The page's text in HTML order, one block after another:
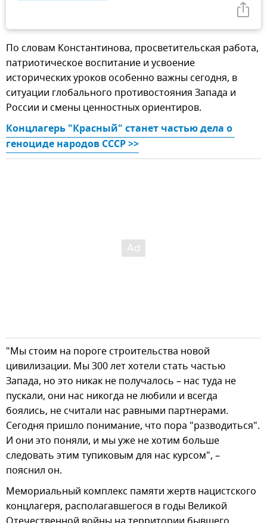
По словам Константинова, просветительская работа,
патриотическое воспитание и усвоение
исторических уроков особенно важны сегодня, в
ситуации глобального противостояния Запада и
России и смены ценностных ориентиров.
Концлагерь "Красный" станет частью дела о
геноциде народов СССР >>
"Мы стоим на пороге строительства новой
цивилизации. Мы 300 лет хотели стать частью
Запада, но это никак не получалось – нас туда не
пускали, они нас никогда не любили и всегда
боялись, не считали нас равными партнерами.
Сегодня пришло понимание, что пора "разводиться".
И они это поняли, и мы уже не хотим больше
следовать этим тупиковым для нас курсом", –
пояснил он.
Мемориальный комплекс памяти жертв нацистского
концлагеря, располагавшегося в годы Великой